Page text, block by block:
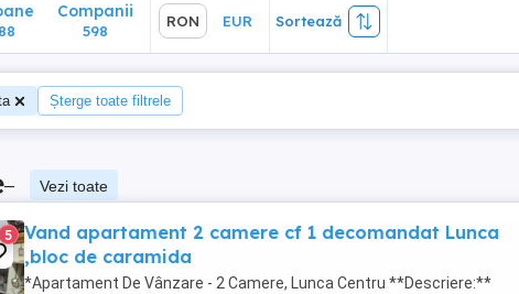
Companii
598
RON EUR Sortează
Șterge toate filtrele
– Vezi toate
5
Vand apartament 2 camere cf 1 decomandat Lunca
,bloc de caramida
*Apartament De Vânzare - 2 Camere, Lunca Centru **Descriere:**